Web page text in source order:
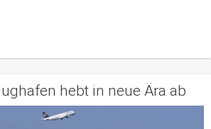
hebt in neue Ära ab